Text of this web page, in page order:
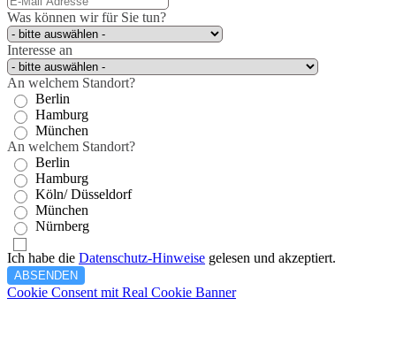
Was können wir für Sie tun?
Interesse an
An welchem Standort?
Berlin
Hamburg
München
An welchem Standort?
Berlin
Hamburg
Köln/ Düsseldorf
München
Nürnberg
Ich habe die Datenschutz-Hinweise gelesen und akzeptiert.
ABSENDEN
Cookie Consent mit Real Cookie Banner